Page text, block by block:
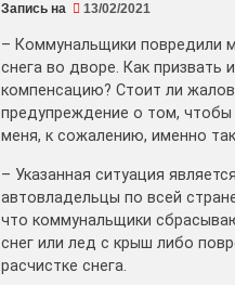
Запись на 13/02/2021
– Коммунальщики повредили
снега во дворе. Как призвать
компенсацию? Стоит ли
предупреждение о том,
меня, к сожалению, именно
– Указанная ситуация
автовладельцы по всей
что коммунальщики
снег или лед с крыш либо
расчистке снега.